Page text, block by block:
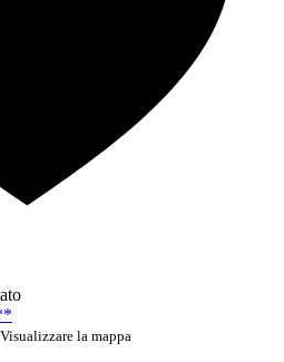
Visualizzare la mappa